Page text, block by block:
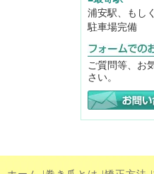
浦安駅、もし
駐車場完備
ご質問等、お
さい。